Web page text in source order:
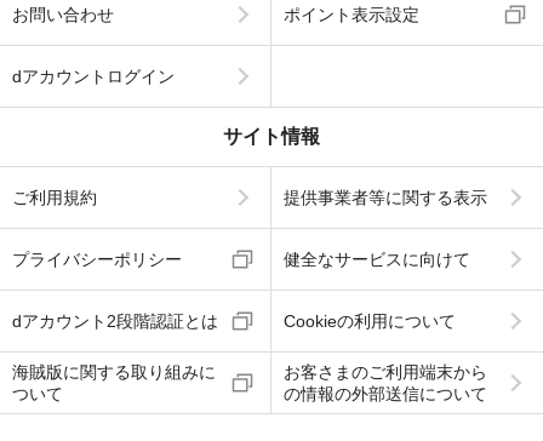
お問い合わせ ポイント表示設定
dアカウントログイン
サイト情報
ご利用規約 提供事業者等に関する表示
プライバシーポリシー 健全なサービスに向けて
dアカウント2段階認証とは Cookieの利用について
海賊版に関する取り組みに
ついて
お客さまのご利用端末から
の情報の外部送信について